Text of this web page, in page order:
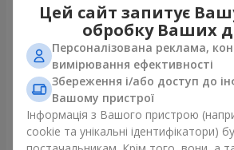
151 червона троянда
15 744 грн
Букет
3 499
Цей сайт запитує
обробку Ваших
Персоналізована реклама,
вимірювання ефективності
Збереження і/або доступ до
Вашому пристрої
Інформація з Вашого пристрою
cookie та унікальні ідентифікатори)